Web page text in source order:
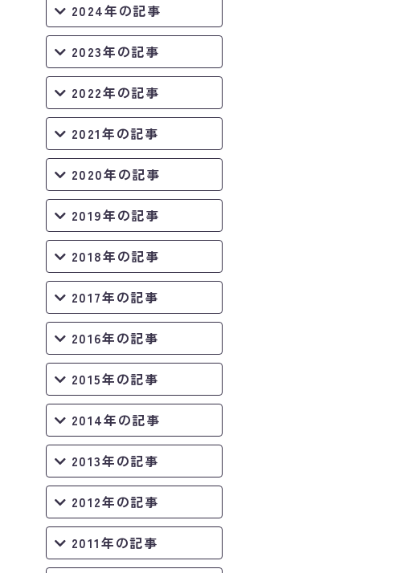
2024年の記事
2023年の記事
2022年の記事
2021年の記事
2020年の記事
2019年の記事
2018年の記事
2017年の記事
2016年の記事
2015年の記事
2014年の記事
2013年の記事
2012年の記事
2011年の記事